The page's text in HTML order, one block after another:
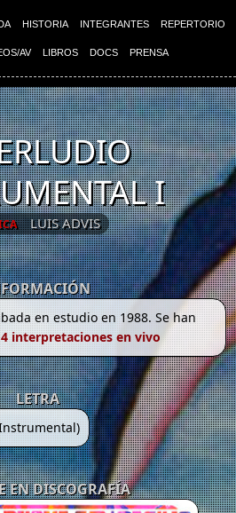
HISTORIA INTEGRANTES REPERTORIO
AV LIBROS DOCS PRENSA
I
LUIS ADVIS
en estudio en 1988. Se han
4 interpretaciones en vivo
LETRA
EN DISCOGRAFÍA